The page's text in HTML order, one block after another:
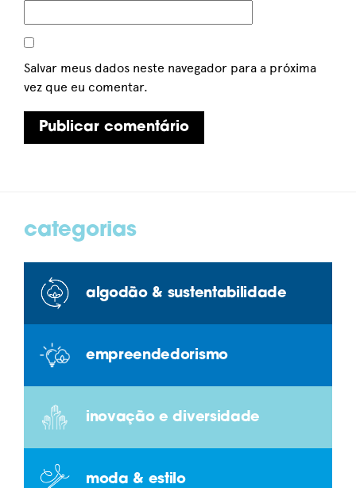
Salvar meus dados neste navegador para a próxima
vez que eu comentar.
categorias
algodão & sustentabilidade
empreendedorismo
inovação e diversidade
moda & estilo